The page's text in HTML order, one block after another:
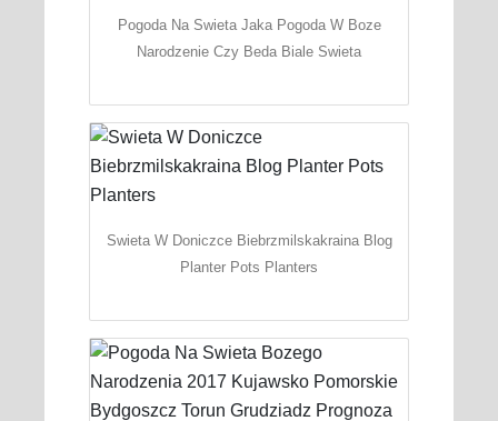
Pogoda Na Swieta Jaka Pogoda W Boze
Narodzenie Czy Beda Biale Swieta
Swieta W Doniczce Biebrzmilskakraina Blog
Planter Pots Planters